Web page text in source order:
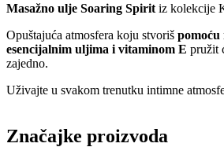
Masažno ulje Soaring Spirit iz kolekcije
Opuštajuća atmosfera koju stvoriš pomoću
esencijalnim uljima i vitaminom E pružit
zajedno.
Uživajte u svakom trenutku intimne
Značajke proizvoda